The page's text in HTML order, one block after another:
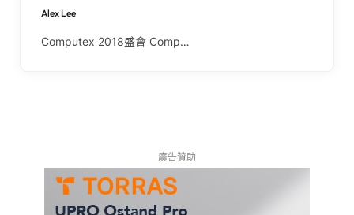
Alex Lee
Computex 2018盛會 Comp…
廣告贊助